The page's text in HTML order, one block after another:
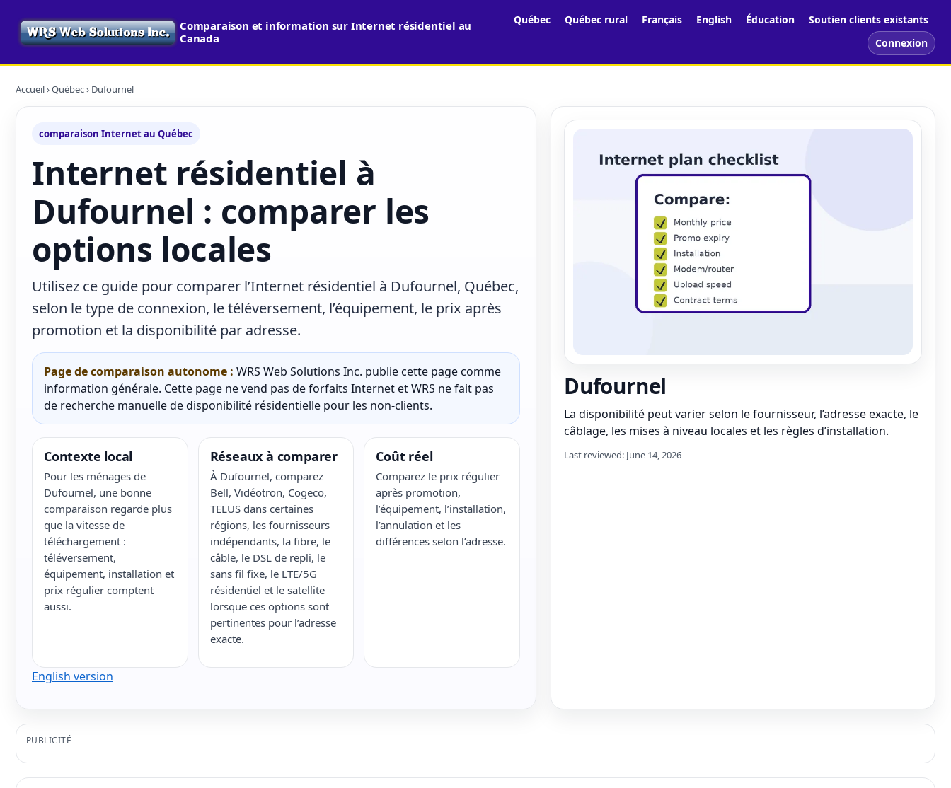
Comparaison et information sur Internet résidentiel au
Canada
Québec Québec rural Français English Éducation
Soutien clients existants
Connexion
Accueil›Québec› Dufournel
comparaison Internet au Québec
Internet résidentiel à
Dufournel : comparer les
options locales
Utilisez ce guide pour comparer l’Internet résidentiel à Dufournel, Québec,
selon le type de connexion, le téléversement, l’équipement, le prix après
promotion et la disponibilité par adresse.
Page de comparaison autonome : WRS Web Solutions Inc. publie cette page comme
information générale. Cette page ne vend pas de forfaits Internet et WRS ne fait pas
de recherche manuelle de disponibilité résidentielle pour les non-clients.
Contexte local
Pour les ménages de
Dufournel, une bonne
comparaison regarde plus
que la vitesse de
téléchargement :
téléversement,
équipement, installation et
prix régulier comptent
aussi.
Réseaux à comparer
À Dufournel, comparez
Bell, Vidéotron, Cogeco,
TELUS dans certaines
régions, les fournisseurs
indépendants, la fibre, le
câble, le DSL de repli, le
sans fil fixe, le LTE/5G
résidentiel et le satellite
lorsque ces options sont
pertinentes pour l’adresse
exacte.
Coût réel
Comparez le prix régulier
après promotion,
l’équipement, l’installation,
l’annulation et les
différences selon l’adresse.
English version
Dufournel
La disponibilité peut varier selon le fournisseur, l’adresse exacte, le
câblage, les mises à niveau locales et les règles d’installation.
Last reviewed: June 14, 2026
PUBLICITÉ